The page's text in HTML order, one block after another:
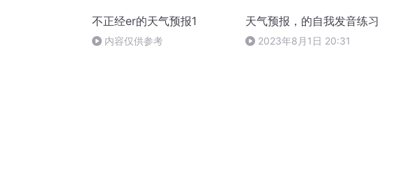
不正经er的天气预报1
内容仅供参考
天气预报，的自我发音练习
2023年8月1日 20:31